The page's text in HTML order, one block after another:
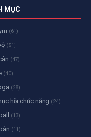
MỤC
(61)
(51)
(47)
(40)
(28)
hồi chức năng (24)
(13)
(11)